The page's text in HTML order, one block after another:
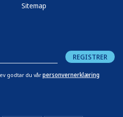
Sitemap
REGISTRER
godtar du vår personvernerklæring